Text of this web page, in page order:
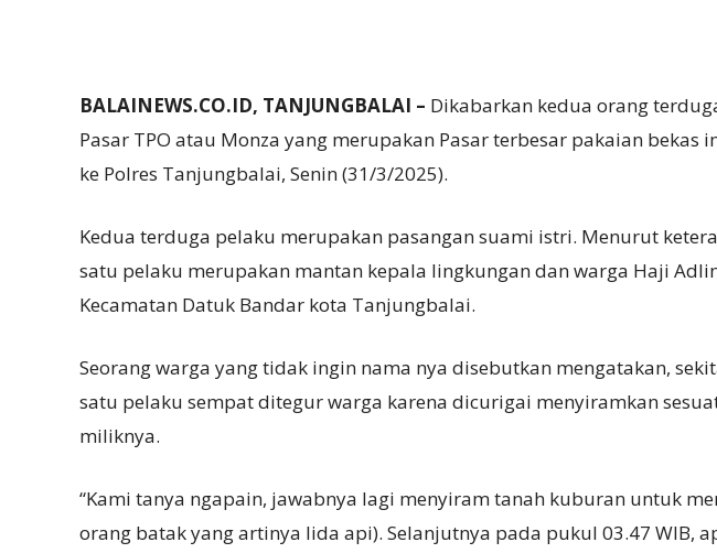
BALAINEWS.CO.ID, TANJUNGBALAI – Dikabarkan kedua orang
Pasar TPO atau Monza yang merupakan Pasar terbesar pakaian bekas
ke Polres Tanjungbalai, Senin (31/3/2025).
Kedua terduga pelaku merupakan pasangan suami istri. Menurut
satu pelaku merupakan mantan kepala lingkungan dan warga Haji
Kecamatan Datuk Bandar kota Tanjungbalai.
Seorang warga yang tidak ingin nama nya disebutkan mengatakan,
satu pelaku sempat ditegur warga karena dicurigai menyiramkan
miliknya.
“Kami tanya ngapain, jawabnya lagi menyiram tanah kuburan untuk
orang batak yang artinya lida api). Selanjutnya pada pukul 03.47 WIB,